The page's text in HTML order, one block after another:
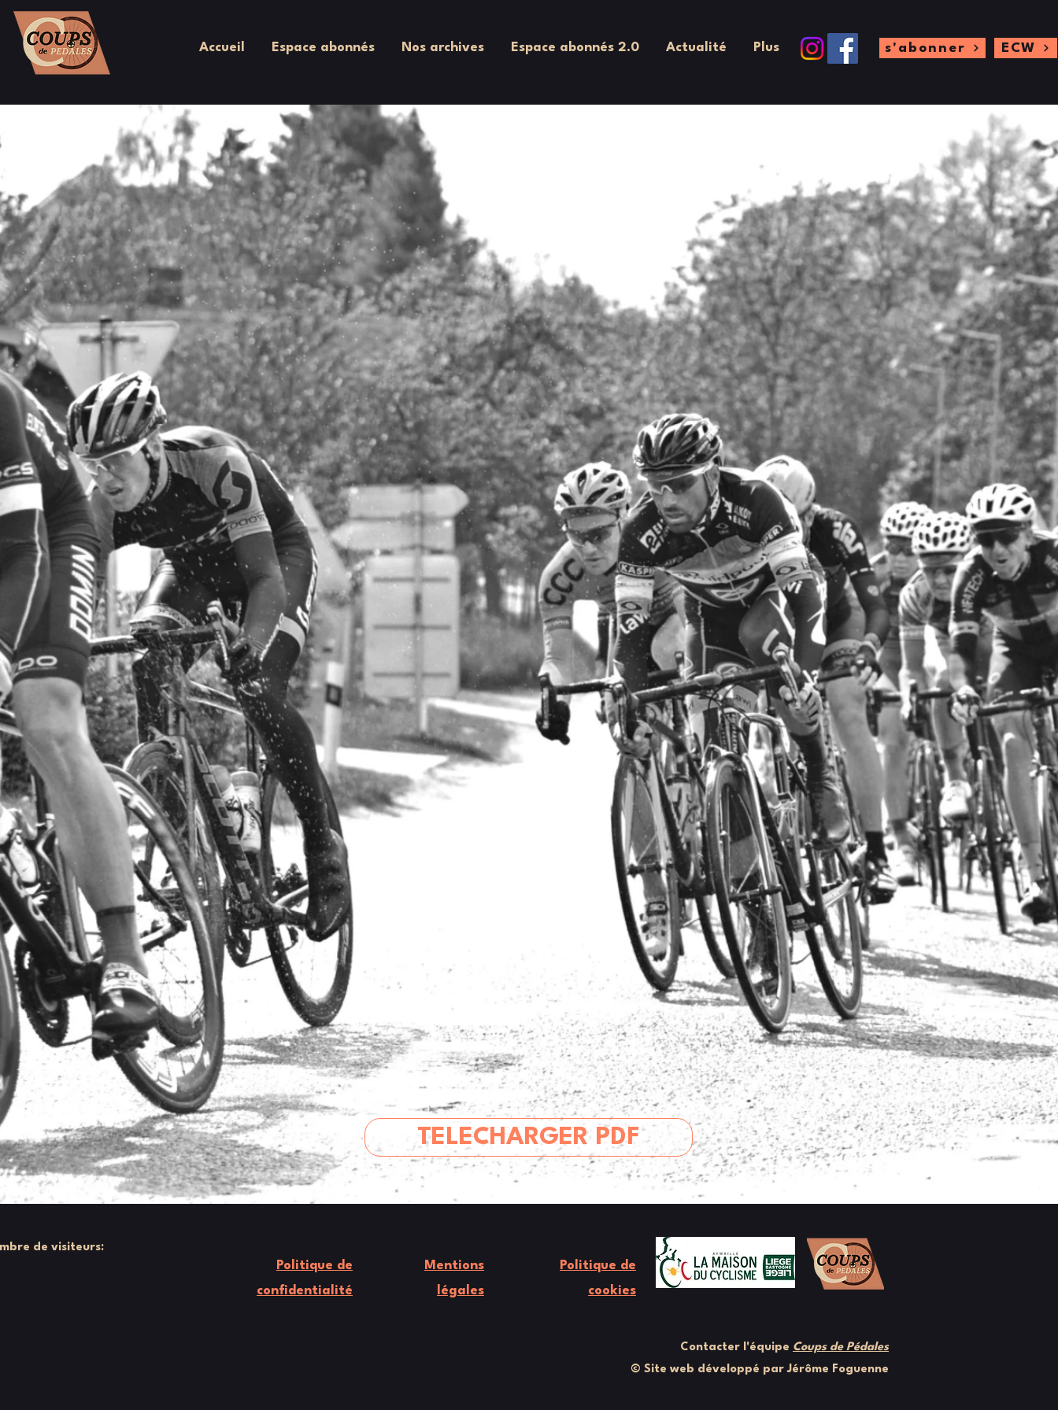
Accueil Espace abonnés Nos archives Espace abonnés 2.0 Actualité Plus s'abonner ECW
TELECHARGER PDF
de visiteurs:
Politique de
confidentialité
Mentions
légales
Politique de
cookies
Contacter l'équipe Coups de Pédales
© Site web développé par Jérôme Foguenne